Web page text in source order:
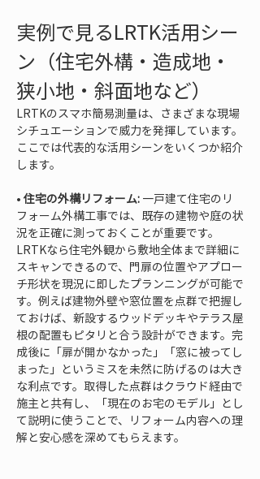
実例で見るLRTK活用シー
ン（住宅外構・造成地・
狭小地・斜面地など）
LRTKのスマホ簡易測量は、さまざまな現場
シチュエーションで威力を発揮しています。
ここでは代表的な活用シーンをいくつか紹介
します。
• 住宅の外構リフォーム: 一戸建て住宅のリ
フォーム外構工事では、既存の建物や庭の状
況を正確に測っておくことが重要です。
LRTKなら住宅外観から敷地全体まで詳細に
スキャンできるので、門扉の位置やアプロー
チ形状を現況に即したプランニングが可能で
す。例えば建物外壁や窓位置を点群で把握し
ておけば、新設するウッドデッキやテラス屋
根の配置もピタリと合う設計ができます。完
成後に「扉が開かなかった」「窓に被ってし
まった」というミスを未然に防げるのは大き
な利点です。取得した点群はクラウド経由で
施主と共有し、「現在のお宅のモデル」とし
て説明に使うことで、リフォーム内容への理
解と安心感を深めてもらえます。